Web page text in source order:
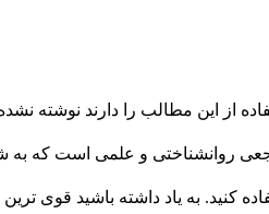
از این مطالب را دارند
روانشناختی و علمی است که به
کنید. به یاد داشته باشید قوی